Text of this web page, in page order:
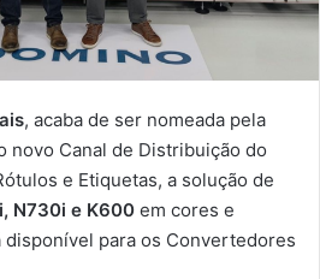
, acaba de ser nomeada pela
novo Canal de Distribuição do
e Etiquetas, a solução de
N730i e K600 em cores e
disponível para os Convertedores